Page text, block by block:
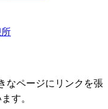
なページにリンクを張
す。